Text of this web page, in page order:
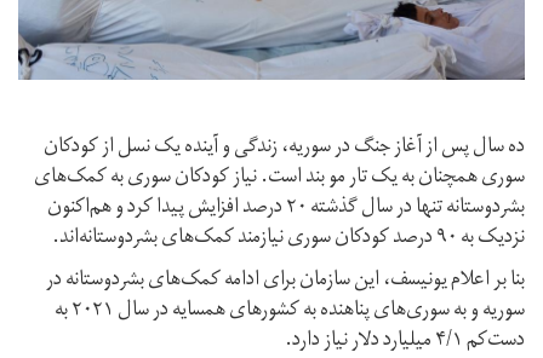
ده سال پس از آغاز جنگ در سوریه، زندگی و آینده یک نسل از کودکان
سوری همچنان به یک تار مو بند است. نیاز کودکان سوری به کمک‌های
بشردوستانه تنها در سال گذشته ۲۰ درصد افزایش پیدا کرد و هم‌اکنون
نزدیک به ۹۰ درصد کودکان سوری نیازمند کمک‌های بشردوستانه‌اند.
بنا بر اعلام یونیسف، این سازمان برای ادامه کمک‌های بشردوستانه در
سوریه و به سوری‌های پناهنده به کشورهای همسایه در سال ۲۰۲۱ به
دست‌کم ۴/۱ میلیارد دلار نیاز دارد.